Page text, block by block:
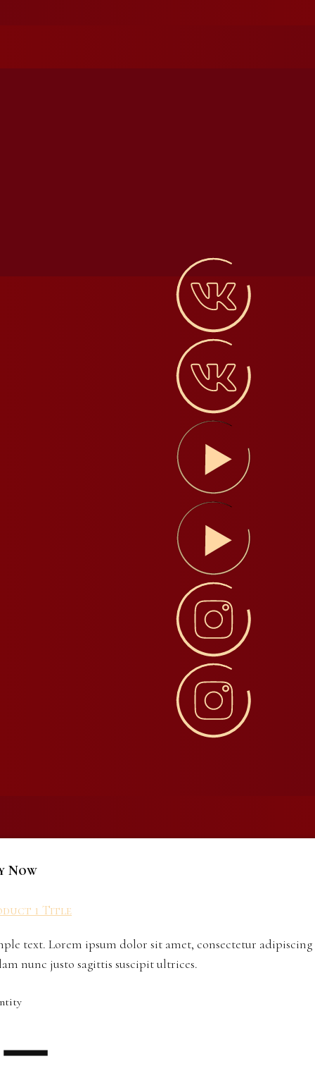
Now
1 Title
text. Lorem ipsum dolor sit amet, consectetur
nunc justo sagittis suscipit ultrices.